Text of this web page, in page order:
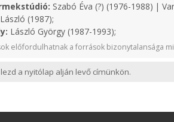
Szabó Éva (?) (1976-1988) |
(1987);
László György (1987-1993);
előfordulhatnak a források bizonytalansága
a nyitólap alján levő címünkön.